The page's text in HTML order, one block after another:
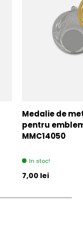
Medalie de
pentru
MMC14050
In stoc!
Pret initial
7,00 lei